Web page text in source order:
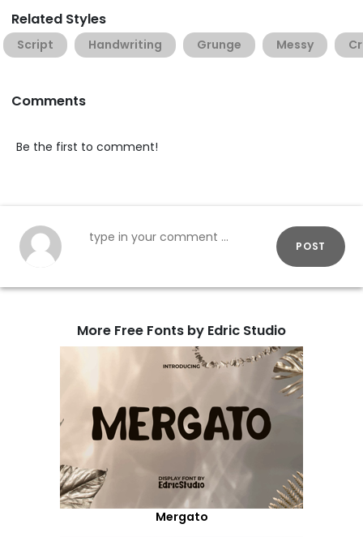
Related Styles
Script Handwriting Grunge Messy
Comments
Be the first to comment!
POST
More Free Fonts by Edric Studio
Mergato